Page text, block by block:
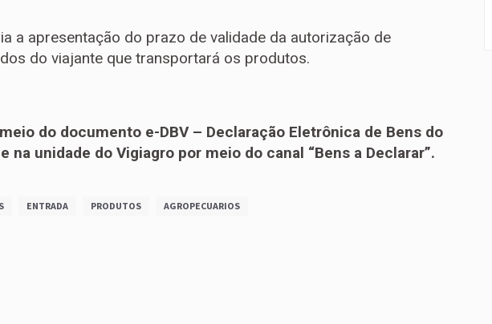
a apresentação do prazo de validade da autorização de
do viajante que transportará os produtos.
do documento e-DBV – Declaração Eletrônica de Bens do
na unidade do Vigiagro por meio do canal “Bens a Declarar”.
ENTRADA PRODUTOS AGROPECUARIOS